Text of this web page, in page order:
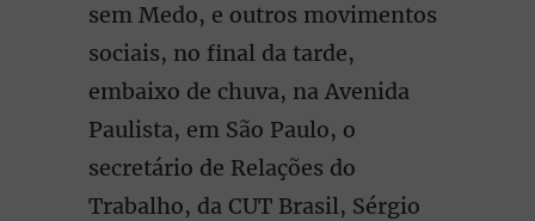
sem Medo, e outros movimentos
sociais, no final da tarde,
embaixo de chuva, na Avenida
Paulista, em São Paulo, o
secretário de Relações do
Trabalho, da CUT Brasil, Sérgio